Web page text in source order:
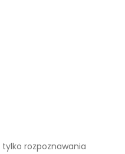
rozpoznawania